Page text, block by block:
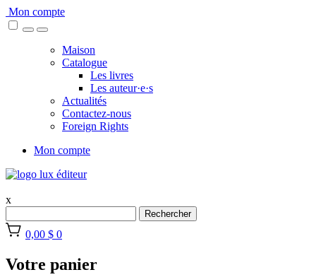
Skip
to
Mon compte
Maison
Catalogue
Les livres
Les auteur·e·s
Actualités
Contactez-nous
Foreign Rights
Mon compte
x
Rechercher
0,00 $ 0
Votre panier